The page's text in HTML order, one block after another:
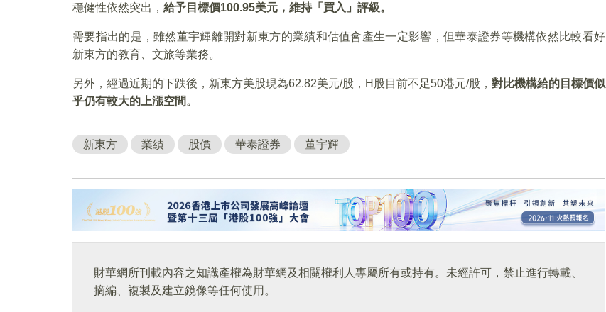
穩健性依然突出， 給予目標價100.95美元，維持「買入」評級。
需要指出的是，雖然董宇輝離開對新東方的業績和估值會產生一定影響，但華泰證券等機構依然比較看好
新東方的教育、文旅等業務。
另外，經過近期的下跌後，新東方美股現為62.82美元/股，H股目前不足50港元/股， 對比機構給的目標價似
乎仍有較大的上漲空間。
新東方 業績 股價 華泰證券 董宇輝
財華網所刊載內容之知識產權為財華網及相關權利人專屬所有或持有。未經許可，禁止進行轉載、
摘編、複製及建立鏡像等任何使用。